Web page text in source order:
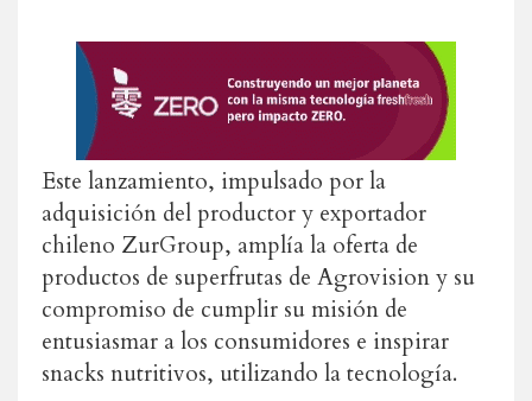
Este lanzamiento, impulsado por la
adquisición del productor y exportador
chileno ZurGroup, amplía la oferta de
productos de superfrutas de Agrovision y su
compromiso de cumplir su misión de
entusiasmar a los consumidores e inspirar
snacks nutritivos, utilizando la tecnología.